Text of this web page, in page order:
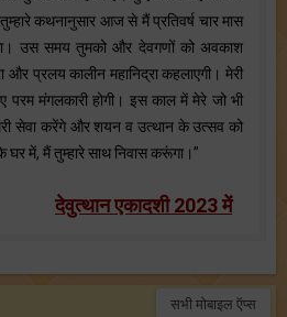
कथनानुसार आज से मैं प्रतिवर्ष चार मास
उस समय तुमको और देवगणों को अवकाश
और प्रलय कालीन महानिद्रा कहलाएगी। मेरी
परम मंगलकारी होगी। इस काल में मेरे जो भी
सेवा करेंगे और शयन व उत्थान के उत्सव को
में, मैं तुम्हारे साथ निवास करूंगा।”
देवुत्थान एकादशी 2023 में
सभी मोबाइल ऍप्स